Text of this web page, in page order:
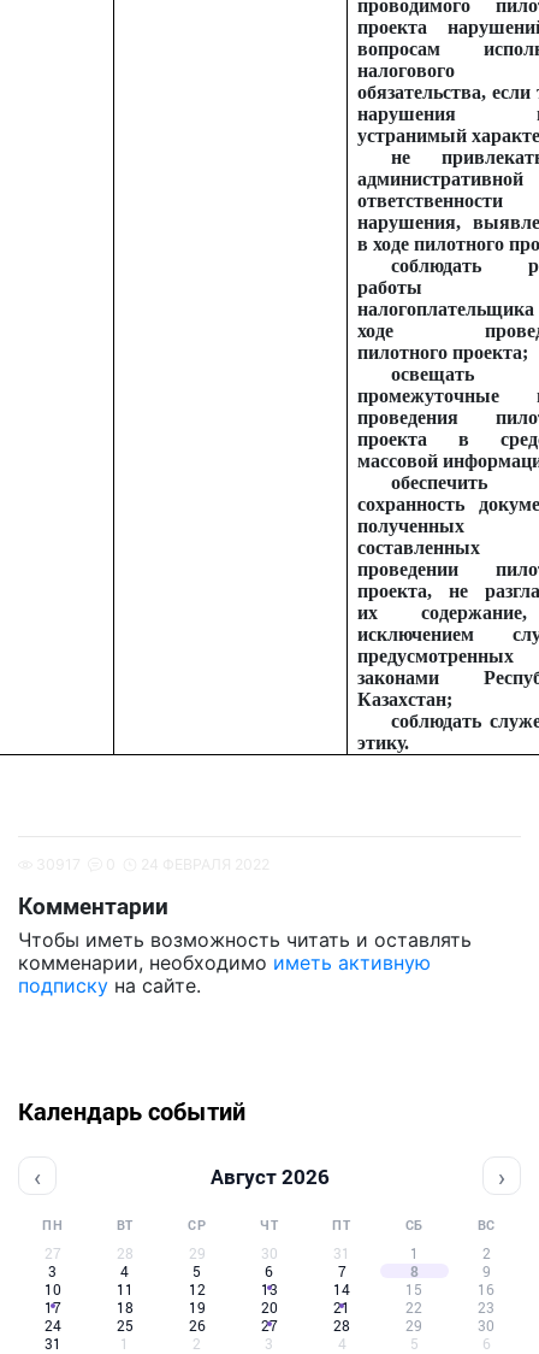
проводимого
проекта
вопросам
налогового
обязательства, если
нарушения
устранимый
не
административной
нарушения,
в ходе пилотного
соблюдать
работы
ходе
пилотного проекта;
освещать
промежуточные
проведения
проекта в
массовой
обеспечить
сохранность
составленных
проведении
проекта, не
их
исключением
предусмотренных
законами
Казахстан;
соблюдать
этику.
Комментарии
Чтобы иметь возможность читать и оставлять
комменарии, необходимо иметь активную
подписку на сайте.
Календарь событий
‹ Август 2026 ›
ПН ВТ СР ЧТ ПТ СБ ВС
27 28 29 30 31 1
2
3
4 5 6 7 8
9
10
11 12 13 14 15
16
17
18 19 20 21 22
23
24
25 26 27 28 29
30
31
1 2 3 4 5 6